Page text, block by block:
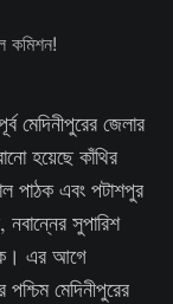
মেদিনীপুরের জেলার
হয়েছে কাঁথির
পাঠক এবং পটাশপুর
সুপারিশ
এর আগে
মেদিনীপুরের